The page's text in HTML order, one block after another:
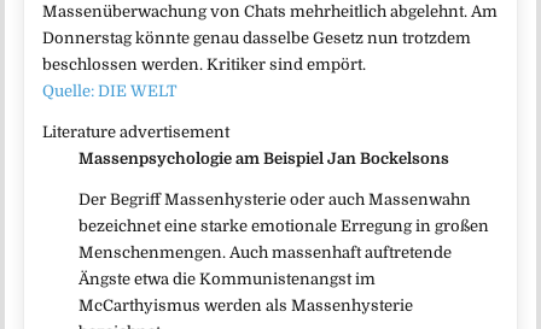
Massenüberwachung von Chats mehrheitlich abgelehnt. Am
Donnerstag könnte genau dasselbe Gesetz nun trotzdem
beschlossen werden. Kritiker sind empört.
Quelle: DIE WELT
Literature advertisement
Massenpsychologie am Beispiel Jan Bockelsons
Der Begriff Massenhysterie oder auch Massenwahn
bezeichnet eine starke emotionale Erregung in großen
Menschenmengen. Auch massenhaft auftretende
Ängste etwa die Kommunistenangst im
McCarthyismus werden als Massenhysterie